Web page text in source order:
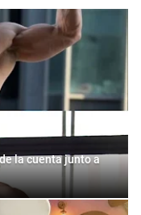
la cuenta junto a